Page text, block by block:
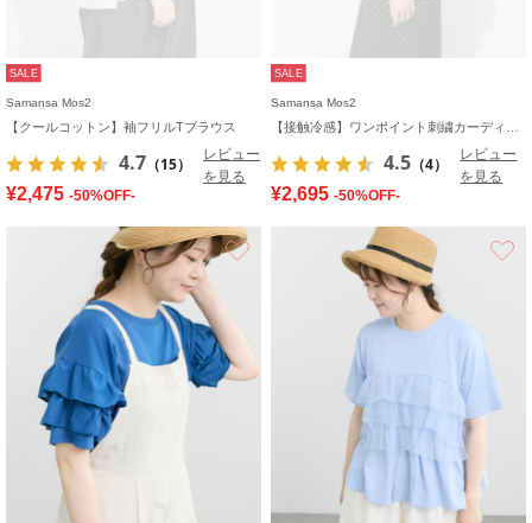
SALE
Samansa Mos2
【クールコットン】袖フリルTブラウス
4.7 （15）
レビュー
を見る
¥2,475 -50%OFF-
SALE
Samansa Mos2
4.5 （4）
レビュー
を見る
¥2,695 -50%OFF-